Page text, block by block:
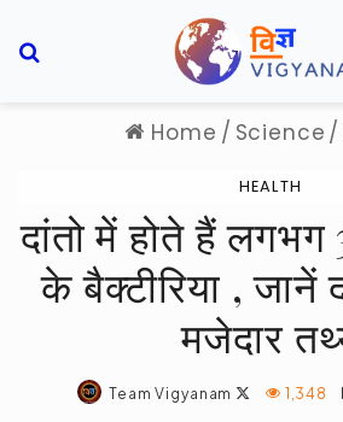
Home / Science /
HEALTH
दांतो में होते हैं
के बैक्टीरिया , जानें
मजेदार
Team Vigyanam
Follow1,348